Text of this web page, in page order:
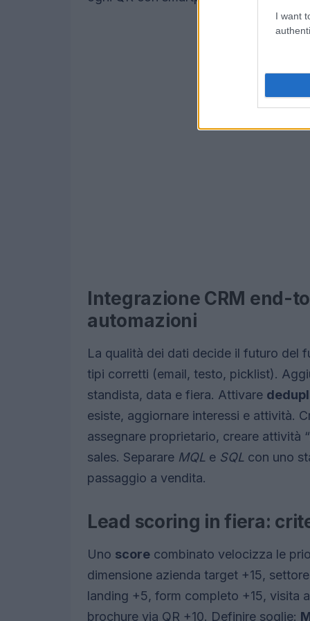
I want
Integrazione CRM end-
automazioni
La qualità dei dati decide il futuro del
tipi corretti (email, testo, picklist).
standista, data e fiera. Attivare
esiste, aggiornare interessi e attività.
assegnare proprietario, creare attività
sales. Separare MQL e SQL con uno
passaggio a vendita.
Lead scoring in fiera:
Uno score combinato velocizza le
dimensione azienda target +15,
landing +5, form completo +15, visita
brochure via QR +10. Definire soglie: